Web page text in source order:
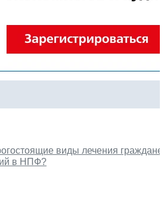
виды лечения граждане
в НПФ?